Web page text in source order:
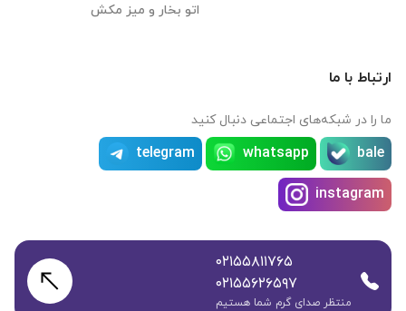
اتو بخار و میز مکش
ارتباط با ما
ما را در شبکه‌های اجتماعی دنبال کنید
bale
whatsapp
telegram
instagram
۰۲۱۵۵۸۱۱۷۶۵
۰۲۱۵۵۶۲۶۵۹۷
منتظر صدای گرم شما هستیم